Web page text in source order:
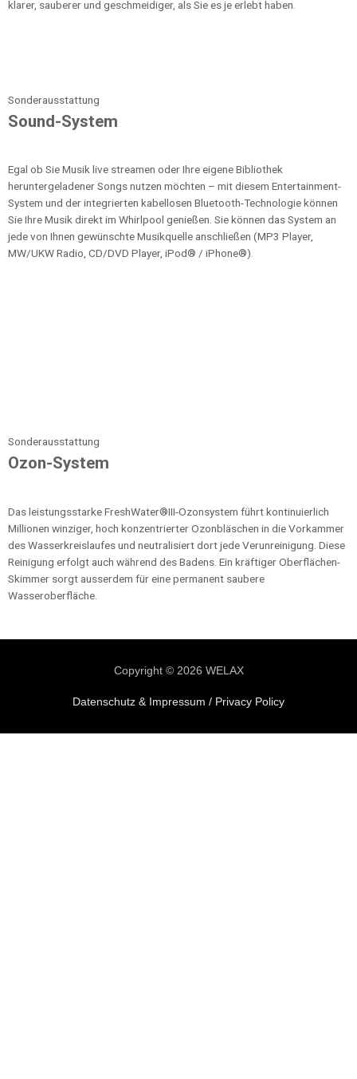
klarer, sauberer und geschmeidiger, als Sie es je erlebt haben.
Sonderausstattung
Sound-System
Egal ob Sie Musik live streamen oder Ihre eigene Bibliothek
heruntergeladener Songs nutzen möchten – mit diesem Entertainment-
System und der integrierten kabellosen Bluetooth-Technologie können
Sie Ihre Musik direkt im Whirlpool genießen. Sie können das System an
jede von Ihnen gewünschte Musikquelle anschließen (MP3 Player,
MW/UKW Radio, CD/DVD Player, iPod® / iPhone®).
Sonderausstattung
Ozon-System
Das leistungsstarke FreshWater®III-Ozonsystem führt kontinuierlich
Millionen winziger, hoch konzentrierter Ozonbläschen in die Vorkammer
des Wasserkreislaufes und neutralisiert dort jede Verunreinigung. Diese
Reinigung erfolgt auch während des Badens. Ein kräftiger Oberflächen-
Skimmer sorgt ausserdem für eine permanent saubere
Wasseroberfläche.
Copyright © 2026 WELAX
Datenschutz & Impressum / Privacy Policy